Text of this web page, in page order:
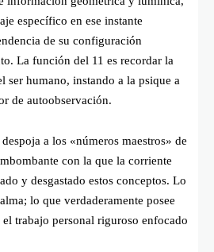
específico en ese instante
de su configuración
La función del 11 es recordar la
ser humano, instando a la psique a
de autoobservación.
a los «números maestros» de
con la que la corriente
y desgastado estos conceptos. Lo
lo que verdaderamente posee
trabajo personal riguroso enfocado